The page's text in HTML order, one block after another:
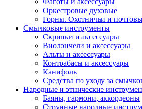
Фаготы и аксессуары
Оркестровые духовые
Горны. Охотничьи и
Смычковые инструменты
Скрипки и аксессуары
Виолончели и аксессуары
Альты и аксессуары
Контрабасы и аксессуары
Канифоль
Средства по уходу за
Народные и этнические
Баяны, гармони, аккордеоны
Струнные народные